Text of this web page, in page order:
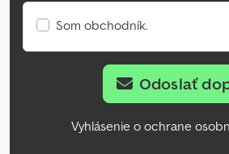
Som obchodník.
Odoslať
Vyhlásenie o ochrane